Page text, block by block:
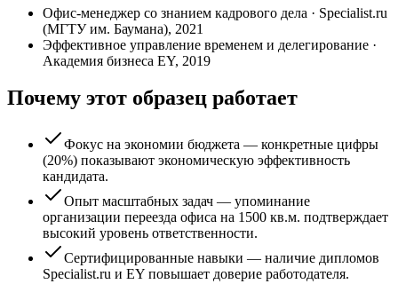
Офис-менеджер со знанием кадрового дела · Specialist.ru
(МГТУ им. Баумана), 2021
Эффективное управление временем и делегирование ·
Академия бизнеса EY, 2019
Почему этот образец работает
Фокус на экономии бюджета — конкретные цифры
(20%) показывают экономическую эффективность
кандидата.
Опыт масштабных задач — упоминание
организации переезда офиса на 1500 кв.м. подтверждает
высокий уровень ответственности.
Сертифицированные навыки — наличие дипломов
Specialist.ru и EY повышает доверие работодателя.